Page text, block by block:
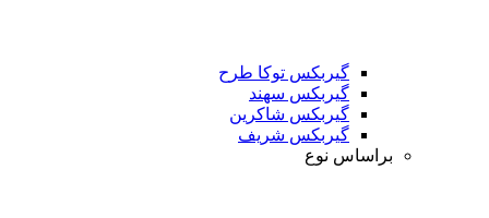
گیربکس توکا طرح
گیربکس سهند
گیربکس شاکرین
گیربکس شریف
براساس نوع